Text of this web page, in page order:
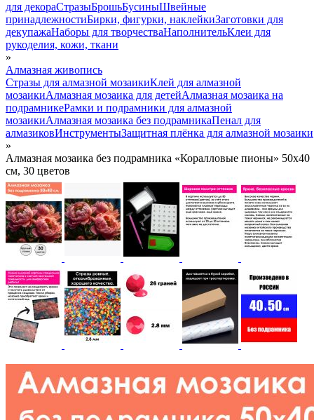
для декораСтразыБрошьБусиныШвейные
принадлежностиБирки, фигурки, наклейкиЗаготовки для
декупажаНаборы для творчестваНаполнительКлеи для
рукоделия, кожи, ткани
»
Алмазная живопись
Стразы для алмазной мозаикиКлей для алмазной
мозаикиАлмазная мозаика для детейАлмазная мозаика на
подрамникеРамки и подрамники для алмазной
мозаикиАлмазная мозаика без подрамникаПенал для
алмазиковИнструментыЗащитная плёнка для алмазной мозаики
»
Алмазная мозаика без подрамника «Коралловые пионы» 50x40
см, 30 цветов